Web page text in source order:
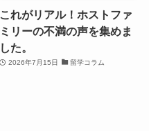
これがリアル！ホストファ
ミリーの不満の声を集めま
した。
2026年7月15日 留学コラム